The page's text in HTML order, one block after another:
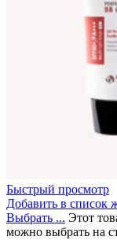
Быстрый просмотр
Добавить в список
Выбрать ... Этот
можно выбрать на